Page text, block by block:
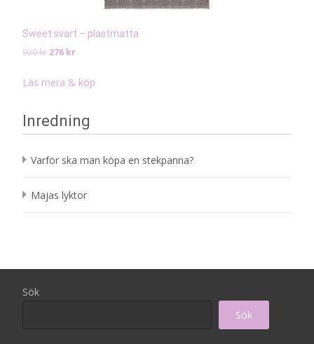
Sweet svart – plastmatta
920kr Det
priset
276 kr
priset
Läs mera & köp
Inredning
Varför ska man köpa en stekpanna?
Majas lyktor
Sök
Sök